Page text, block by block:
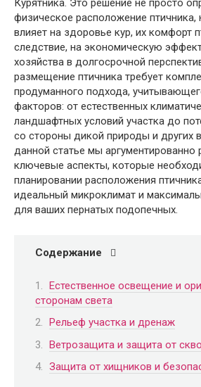
Курятника. Это решение не просто
физическое расположение птичника,
влияет на здоровье кур, их комфорт
следствие, на экономическую
хозяйства в долгосрочной
размещение птичника требует
продуманного подхода,
факторов: от естественных
ландшафтных условий участка до
со стороны дикой природы и других
данной статье мы аргументированно
ключевые аспекты, которые
планировании расположения
идеальный микроклимат и
для ваших пернатых подопечных.
Содержание
Естественное освещение и
сторонам света
Рельеф участка и дренаж
Ветрозащита и защита от
Защита от хищников и